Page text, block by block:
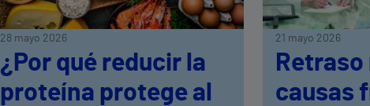
28 mayo 2026
¿Por qué reducir la
proteína protege al
21 mayo 2026
causas